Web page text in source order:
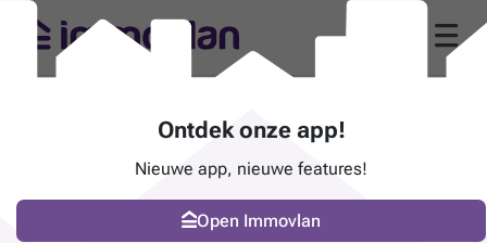
Ontdek onze app!
Nieuwe app, nieuwe features!
Open Immovlan